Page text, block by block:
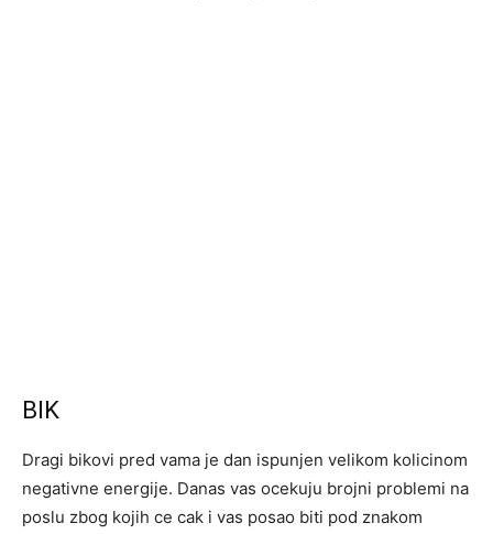
BIK
Dragi bikovi pred vama je dan ispunjen velikom kolicinom
negativne energije. Danas vas ocekuju brojni problemi na
poslu zbog kojih ce cak i vas posao biti pod znakom